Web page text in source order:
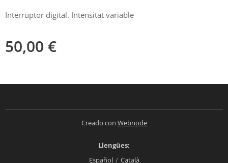
Interruptor digital. Intensitat variable
50,00 €
Creado con Webnode
Llengües
Español
Català